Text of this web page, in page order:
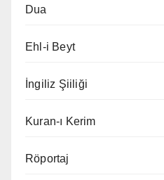
Dua
Ehl-i Beyt
İngiliz Şiiliği
Kuran-ı Kerim
Röportaj